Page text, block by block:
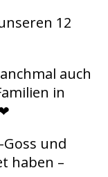
12
auch
in
und
haben –